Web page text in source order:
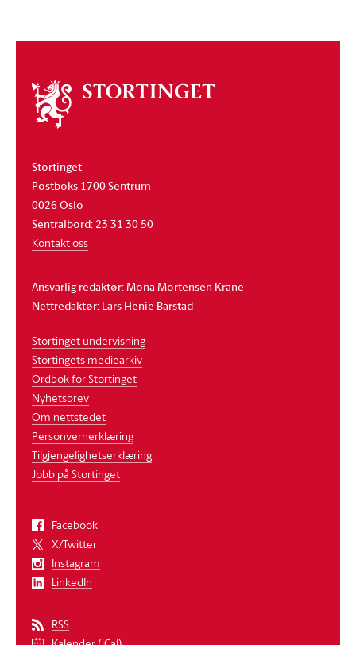
Om
stortinget
Stortinget
Postboks 1700 Sentrum
0026 Oslo
Sentralbord: 23 31 30 50
Kontakt oss
Ansvarlig redaktør: Mona Mortensen Krane
Nettredaktør: Lars Henie Barstad
Stortinget undervisning
Stortingets mediearkiv
Ordbok for Stortinget
Nyhetsbrev
Om nettstedet
Personvernerklæring
Tilgjengelighetserklæring
Jobb på Stortinget
Facebook
X/Twitter
Instagram
LinkedIn
RSS